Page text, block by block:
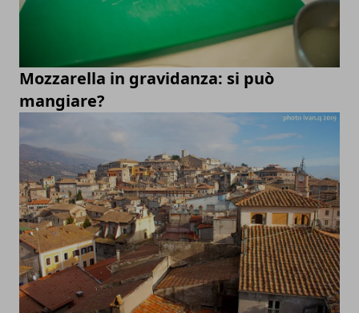
Mozzarella in gravidanza: si può
mangiare?